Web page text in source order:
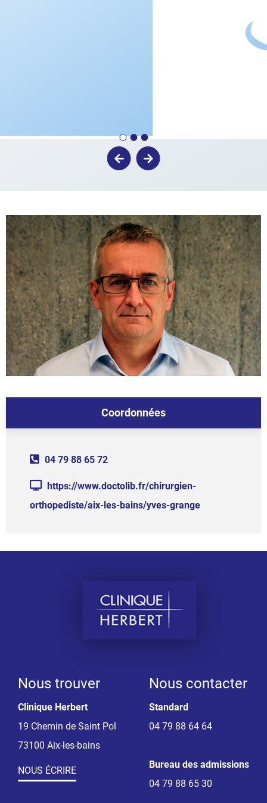
Coordonnées
04 79 88 65 72
https://www.doctolib.fr/chirurgien-
orthopediste/aix-les-bains/yves-grange
Nous trouver
Clinique Herbert
19 Chemin de Saint Pol
73100 Aix-les-bains
NOUS ÉCRIRE
Nous contacter
Standard
04 79 88 64 64
Bureau des admissions
04 79 88 65 30